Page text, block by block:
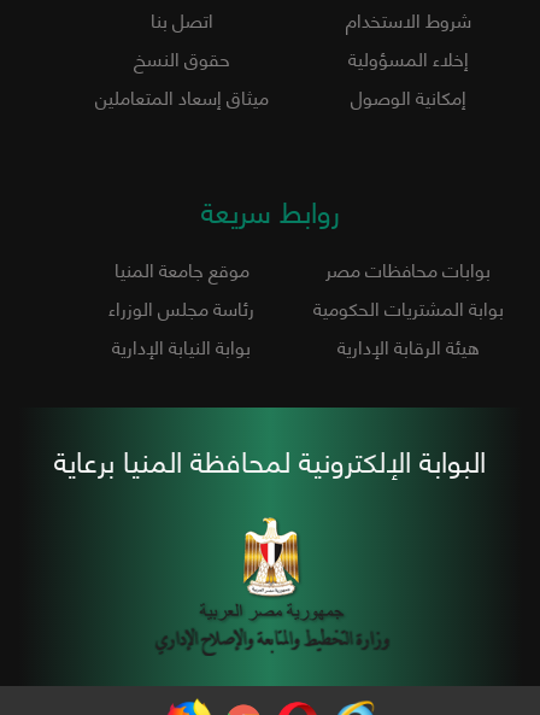
شروط الاستخدام
اتصل بنا
إخلاء المسؤولية
حقوق النسخ
إمكانية الوصول
ميثاق إسعاد المتعاملين
روابط سريعة
بوابات محافظات مصر
موقع جامعة المنيا
بوابة المشتريات الحكومية
رئاسة مجلس الوزراء
هيئة الرقابة الإدارية
بوابة النيابة الإدارية
البوابة الإلكترونية لمحافظة المنيا برعاية